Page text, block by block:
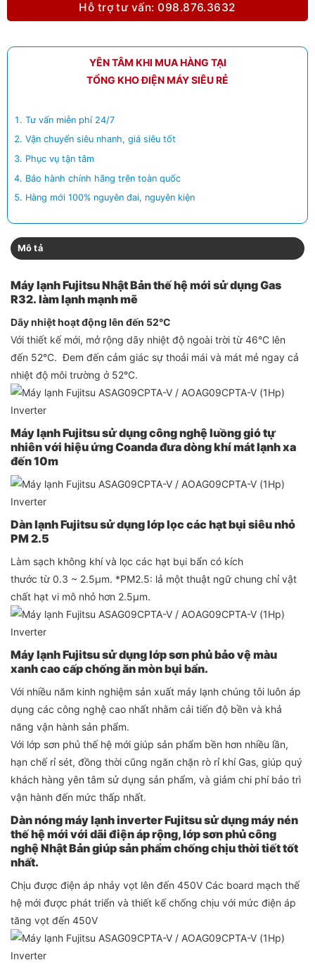
Hỗ trợ tư vấn: 098.876.3632
YÊN TÂM KHI MUA HÀNG TẠI
TỔNG KHO ĐIỆN MÁY SIÊU RẺ
Tư vấn miễn phí 24/7
Vận chuyển siêu nhanh, giá siêu tốt
Phục vụ tận tâm
Bảo hành chính hãng trên toàn quốc
Hàng mới 100% nguyên đai, nguyên kiện
Mô tả
Máy lạnh Fujitsu Nhật Bản thế hệ mới sử dụng Gas
R32. làm lạnh mạnh mẽ
Dãy nhiệt hoạt động lên đến 52°C
Với thiết kế mới, mở rộng dãy nhiệt độ ngoài trời từ 46°C lên
đến 52°C. Đem đến cảm giác sự thoải mái và mát mẻ ngay cả
nhiệt độ môi trường ở 52°C.
Máy lạnh Fujitsu sử dụng công nghệ luồng gió tự
nhiên với hiệu ứng Coanda đưa dòng khí mát lạnh xa
đến 10m
Dàn lạnh Fujitsu sử dụng lớp lọc các hạt bụi siêu nhỏ
PM 2.5
Làm sạch không khí và lọc các hạt bụi bẩn có kích
thước từ 0.3 ~ 2.5μm. *PM2.5: lả một thuật ngữ chung chỉ vật
chất hạt vi mô nhỏ hơn 2.5μm.
Máy lạnh Fujitsu sử dụng lớp sơn phủ bảo vệ màu
xanh cao cấp chống ăn mòn bụi bẩn.
Với nhiều năm kinh nghiệm sản xuất máy lạnh chúng tôi luôn áp
dụng các công nghệ cao nhất nhằm cải tiến độ bền và khả
năng vận hành sản phẩm.
Với lớp sơn phủ thế hệ mới giúp sản phẩm bền hơn nhiều lần,
hạn chế rỉ sét, đồng thời cũng ngăn chặn rò rỉ khí Gas, giúp quý
khách hàng yên tâm sử dụng sản phẩm, và giảm chi phí bảo trì
vận hành đến mức thấp nhất.
Dàn nóng máy lạnh inverter Fujitsu sử dụng máy nén
thế hệ mới với dãi điện áp rộng, lớp sơn phủ công
nghệ Nhật Bản giúp sản phẩm chống chịu thời tiết tốt
nhất.
Chịu được điện áp nhảy vọt lên đến 450V Các board mạch thế
hệ mới được phát triển và thiết kế chống chịu với mức điện áp
tăng vọt đến 450V